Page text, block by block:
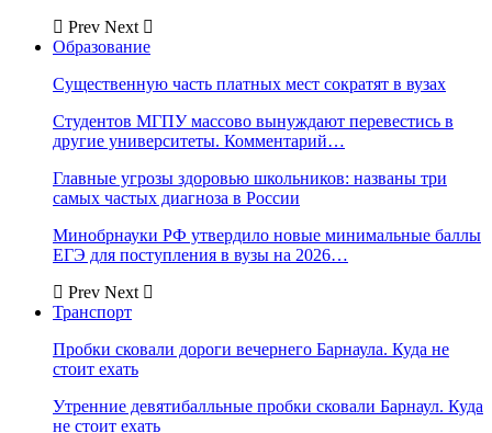
Prev Next
Образование
Существенную часть платных мест сократят в вузах
Студентов МГПУ массово вынуждают перевестись в
другие университеты. Комментарий…
Главные угрозы здоровью школьников: названы три
самых частых диагноза в России
Минобрнауки РФ утвердило новые минимальные баллы
ЕГЭ для поступления в вузы на 2026…
Prev Next
Транспорт
Пробки сковали дороги вечернего Барнаула. Куда не
стоит ехать
Утренние девятибалльные пробки сковали Барнаул. Куда
не стоит ехать